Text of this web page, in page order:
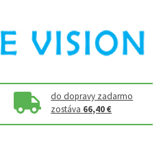
do dopravy zadarmo
zostáva 66,40 €